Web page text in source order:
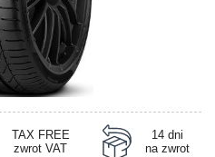
TAX FREE
zwrot VAT
14 dni
na zwrot